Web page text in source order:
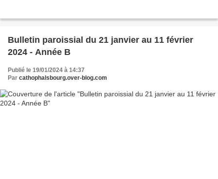
Bulletin paroissial du 21 janvier au 11 février
2024 - Année B
Publié le 19/01/2024 à 14:37
Par cathophalsbourg.over-blog.com